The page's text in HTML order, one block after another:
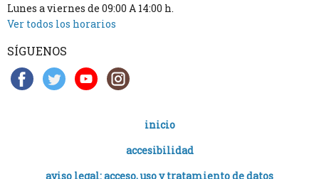
Lunes a viernes de 09:00 A 14:00 h.
Ver todos los horarios
SÍGUENOS
inicio
accesibilidad
aviso legal: acceso, uso y tratamiento de datos